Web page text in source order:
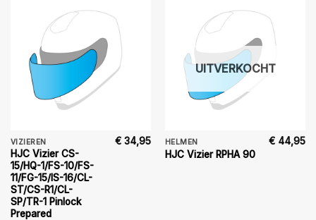
VIZIEREN
HJC Vizier CS-
15/HQ-1/FS-10/FS-
11/FG-15/IS-16/CL-
ST/CS-R1/CL-
SP/TR-1 Pinlock
Prepared
€ 34,95
UITVERKOCHT
HELMEN
HJC Vizier RPHA 90
€ 44,95